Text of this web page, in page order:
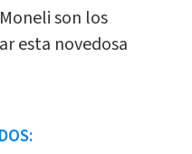
son los
esta novedosa